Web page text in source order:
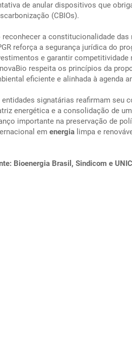
de anular dispositivos que
(CBIOs).
reconhecer a constitucionalidade
reforça a segurança jurídica do
e garantir
respeita os princípios da
eficiente e alinhada à agenda
entidades signatárias reafirmam seu
energética e a consolidação de
importante na preservação de
em energia limpa e
Bioenergia Brasil, Sindicom e